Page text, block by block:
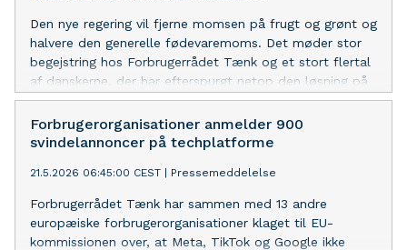
Den nye regering vil fjerne momsen på frugt og grønt og
halvere den generelle fødevaremoms. Det møder stor
begejstring hos Forbrugerrådet Tænk og et stort flertal
af danskerne, der har efterspurgt netop den løsning på
de høje fødevarepriser.
Forbrugerorganisationer anmelder 900
svindelannoncer på techplatforme
21.5.2026 06:45:00 CEST Pressemeddelelse
Forbrugerrådet Tænk har sammen med 13 andre
europæiske forbrugerorganisationer klaget til EU-
kommissionen over, at Meta, TikTok og Google ikke